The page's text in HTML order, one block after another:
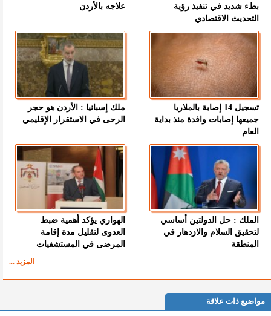
بطء شديد في تنفيذ رؤية
التحديث الاقتصادي
علاجه بالأردن
تسجيل 14 إصابة بالملاريا
جميعها إصابات وافدة منذ بداية
العام
ملك إسبانيا : الأردن هو حجر
الرحى في الاستقرار الإقليمي
الملك : حل الدولتين أساسي
لتحقيق السلام والازدهار في
المنطقة
الهواري يؤكد أهمية ضبط
العدوى لتقليل مدة إقامة
المرضى في المستشفيات
المزيد ...
مواضيع ذات علاقة